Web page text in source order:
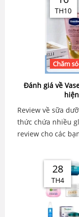
TH10
Chăm
Đánh giá về
Review về sữa
thức chứa nhiều
review cho các
28
TH4